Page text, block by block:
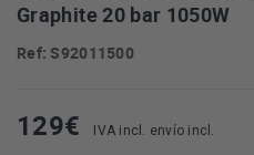
Graphite 20 bar 1050W
Ref: S92011500
129€ IVA incl. envío incl.